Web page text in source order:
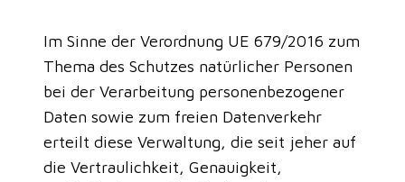
Im Sinne der Verordnung UE 679/2016 zum
Thema des Schutzes natürlicher Personen
bei der Verarbeitung personenbezogener
Daten sowie zum freien Datenverkehr
erteilt diese Verwaltung, die seit jeher auf
die Vertraulichkeit, Genauigkeit,